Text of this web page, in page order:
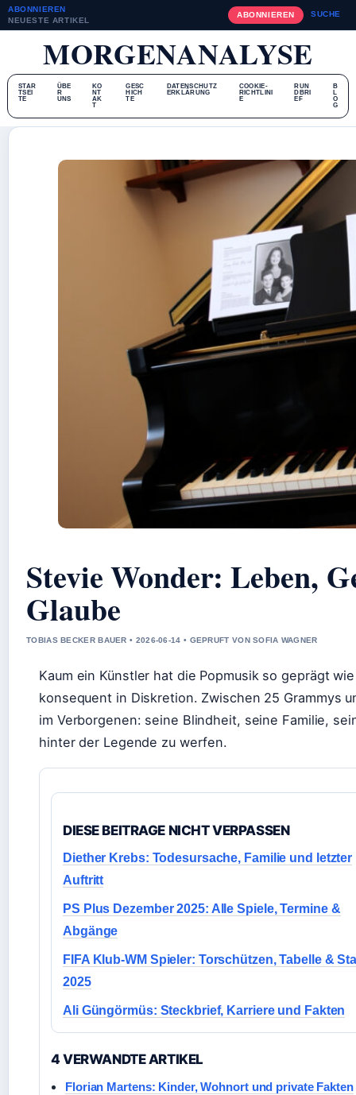
ABONNIEREN
NEUESTE ARTIKEL
ABONNIEREN SUCHE
MORGENANALYSE
STAR
TSEI
TE
ÜBE
R
UNS
KO
NT
AK
T
GESC
HICH
TE
DATENSCHUTZ
ERKLÄRUNG
COOKIE-
RICHTLINI
E
RUN
DBRI
EF
B
L
O
G
Stevie Wonder: Leben,
Glaube
TOBIAS BECKER BAUER • 2026-06-14 • GEPRUFT VON SOFIA WAGNER
Kaum ein Künstler hat die Popmusik so geprägt
konsequent in Diskretion. Zwischen 25 Grammys
im Verborgenen: seine Blindheit, seine Familie,
hinter der Legende zu werfen.
DIESE BEITRAGE NICHT VERPASSEN
Diether Krebs: Todesursache, Familie und letzter
Auftritt
PS Plus Dezember 2025: Alle Spiele, Termine &
Abgänge
FIFA Klub-WM Spieler: Torschützen, Tabelle &
2025
Ali Güngörmüs: Steckbrief, Karriere und Fakten
4 VERWANDTE ARTIKEL
Florian Martens: Kinder, Wohnort und private Fakten